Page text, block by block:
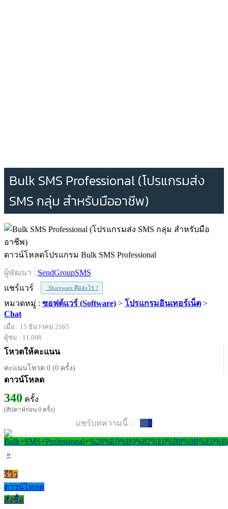
Bulk SMS Professional (โปรแกรมส่ง
SMS กลุ่ม สำหรับมืออาชีพ)
ดาวน์โหลดโปรแกรม Bulk SMS Professional
ผู้พัฒนา : SendGroupSMS
แชร์แวร์
Shareware คืออะไร ?
หมวดหมู่ : ซอฟต์แวร์ (Software) > โปรแกรมอินเทอร์เน็ต >
Chat
เมื่อ : 15 ธันวาคม 2565
ผู้ชม : 11,098
โหวตให้คะแนน
คะแนนโหวต 0 (0 ครั้ง)
ดาวน์โหลด
340 ครั้ง
(สัปดาห์ก่อน 0 ครั้ง)
แชร์บทความนี้ : 0
»
รีวิว
ดาวน์โหลด
สั่งซื้อ